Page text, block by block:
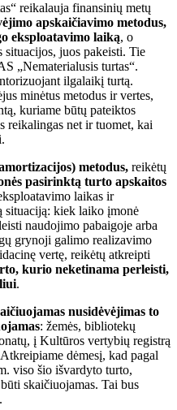
reikalauja finansinių metų
apskaičiavimo metodus,
eksploatavimo laiką, o
situacijos, juos pakeisti. Tie
„Nematerialusis turtas“.
ilgalaikį turtą.
minėtus metodus ir vertes,
kuriame būtų pateiktos
reikalingas net ir tuomet, kai
metodus, reikėtų
pasirinktą turto apskaitos
laikas ir
situaciją: kiek laiko įmonė
naudojimo pabaigoje arba
grynoji galimo realizavimo
vertę, reikėtų atkreipti
kurio neketinama perleisti,
.
nusidėvėjimas to
: žemės, bibliotekų
į Kultūros vertybių registrą
dėmesį, kad pagal
viso šio išvardyto turto,
skaičiuojamas. Tai bus